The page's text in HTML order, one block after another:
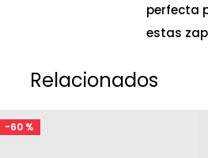
perfecta
estas
Relacionados
-60 %